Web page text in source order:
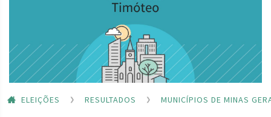
ELEIÇÕES RESULTADOS
MUNICÍPIOS DE MINAS